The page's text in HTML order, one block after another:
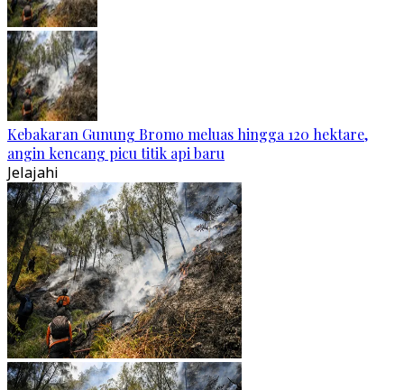
Kebakaran Gunung Bromo meluas hingga 120 hektare,
angin kencang picu titik api baru
Jelajahi